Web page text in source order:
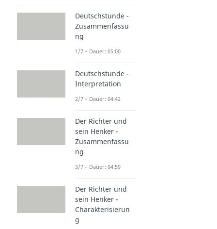
Deutschstunde -
Zusammenfassu
ng
1/7 – Dauer: 05:00
Deutschstunde -
Interpretation
2/7 – Dauer: 04:42
Der Richter und
sein Henker -
Zusammenfassu
ng
3/7 – Dauer: 04:59
Der Richter und
sein Henker -
Charakterisierun
g